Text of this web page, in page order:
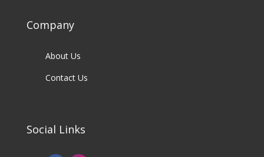
Company
About Us
Contact Us
Social Links